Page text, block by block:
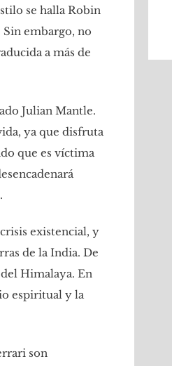
se halla Robin
Sin embargo, no
a más de
Julian Mantle.
ya que disfruta
que es víctima
existencial, y
de la India. De
Himalaya. En
espiritual y la
son